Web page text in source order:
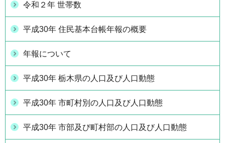
令和２年 世帯数
平成30年 住民基本台帳年報の概要
年報について
平成30年 栃木県の人口及び人口動態
平成30年 市町村別の人口及び人口動態
平成30年 市部及び町村部の人口及び人口動態